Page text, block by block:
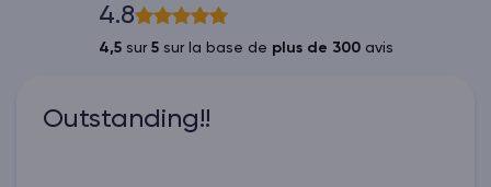
4.8
4,5sur 5sur la base de plus de 300avis
Outstanding!!